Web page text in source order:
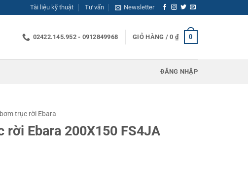
Tài liệu kỹ thuật Tư vấn Newsletter
02422.145.952 - 0912849968 GIỎ HÀNG /0 ₫ 0
ĐĂNG NHẬP
trục rời Ebara
rời Ebara 200X150 FS4JA
FS4JA số lượng